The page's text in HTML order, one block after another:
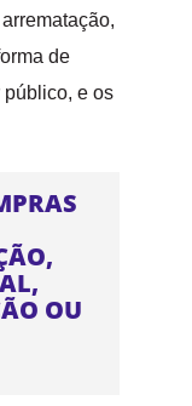
de
e os
OU